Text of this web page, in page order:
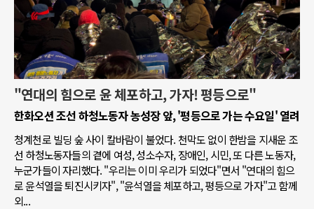
"연대의 힘으로 윤 체포하고, 가자! 평등으로"
한화오션 조선 하청노동자 농성장 앞, '평등으로 가는 수요일' 열려
청계천로 빌딩 숲 사이 칼바람이 불었다. 천막도 없이 한밤을 지새운 조
선 하청노동자들의 곁에 여성, 성소수자, 장애인, 시민, 또 다른 노동자,
누군가들이 자리했다. "우리는 이미 우리가 되었다"면서 "연대의 힘으
로 윤석열을 퇴진시키자", "윤석열을 체포하고, 평등으로 가자"고 함께
외...